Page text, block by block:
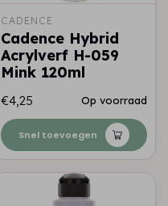
CADENCE
Cadence Hybrid
Acrylverf H-059
Mink 120ml
€4,25 Op voorraad
Snel toevoegen